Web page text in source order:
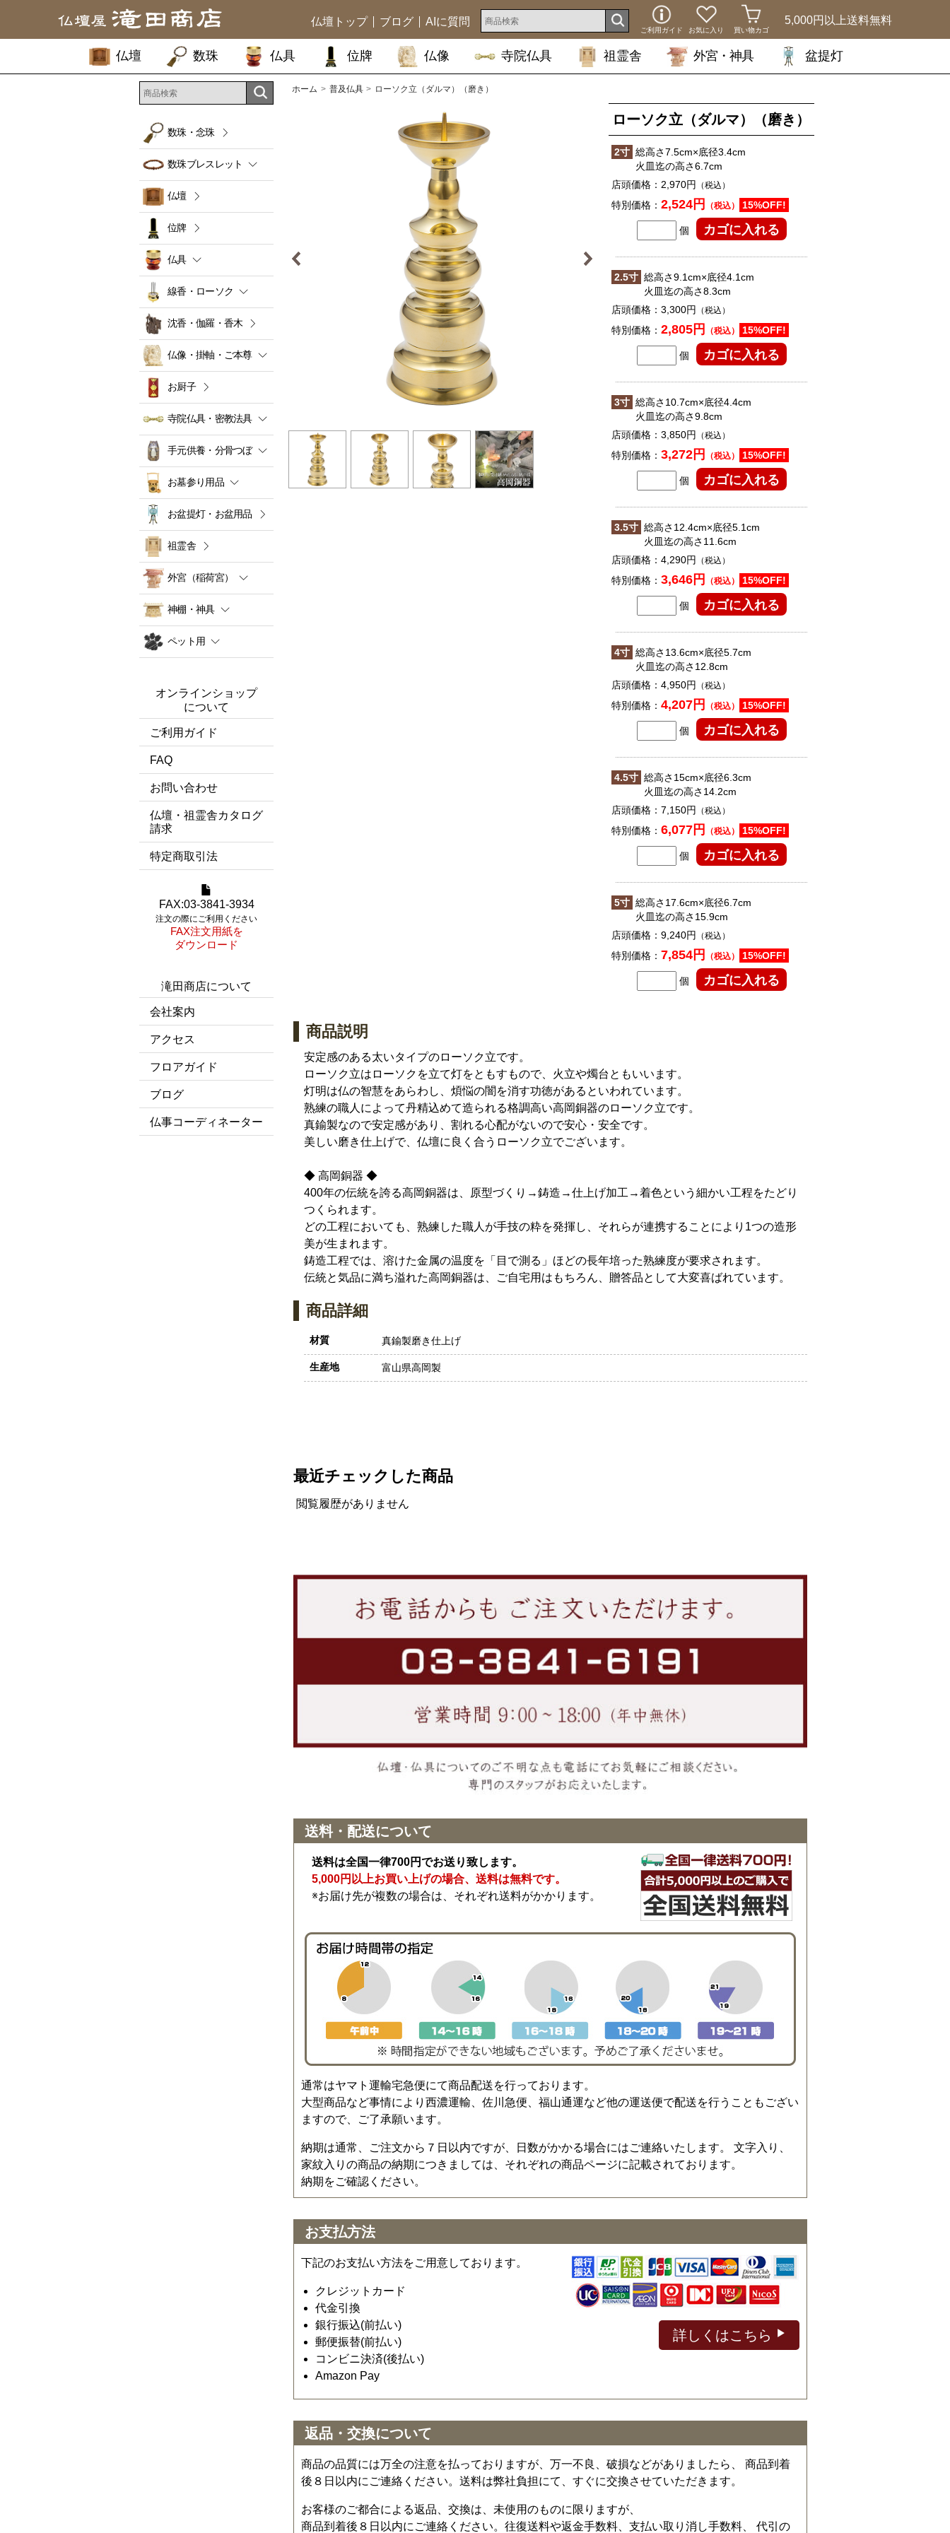
5,000円以上送料無料
ご利用ガイド お気に入り 買い物カゴ
仏壇トップ ブログ AIに質問
仏壇 数珠 仏具 位牌 仏像 寺院仏具 祖霊舎 外宮・神具 盆提灯
ホーム 普及仏具 ローソク立（ダルマ）（磨き）
ローソク立（ダルマ）（磨き）
2寸 総高さ7.5cm×底径3.4cm
火皿迄の高さ6.7cm
店頭価格： 2,970円 （税込）
特別価格： 2,524円 （税込） 15%OFF!
個
2.5寸 総高さ9.1cm×底径4.1cm
火皿迄の高さ8.3cm
店頭価格： 3,300円 （税込）
特別価格： 2,805円 （税込） 15%OFF!
個
3寸 総高さ10.7cm×底径4.4cm
火皿迄の高さ9.8cm
店頭価格： 3,850円 （税込）
特別価格： 3,272円 （税込） 15%OFF!
個
3.5寸 総高さ12.4cm×底径5.1cm
火皿迄の高さ11.6cm
店頭価格： 4,290円 （税込）
特別価格： 3,646円 （税込） 15%OFF!
個
4寸 総高さ13.6cm×底径5.7cm
火皿迄の高さ12.8cm
店頭価格： 4,950円 （税込）
特別価格： 4,207円 （税込） 15%OFF!
個
4.5寸 総高さ15cm×底径6.3cm
火皿迄の高さ14.2cm
店頭価格： 7,150円 （税込）
特別価格： 6,077円 （税込） 15%OFF!
個
5寸 総高さ17.6cm×底径6.7cm
火皿迄の高さ15.9cm
店頭価格： 9,240円 （税込）
特別価格： 7,854円 （税込） 15%OFF!
個
商品説明
安定感のある太いタイプのローソク立です。
ローソク立はローソクを立て灯をともすもので、火立や燭台ともいいます。
灯明は仏の智慧をあらわし、煩悩の闇を消す功徳があるといわれています。
熟練の職人によって丹精込めて造られる格調高い高岡銅器のローソク立です。
真鍮製なので安定感があり、割れる心配がないので安心・安全です。
美しい磨き仕上げで、仏壇に良く合うローソク立でございます。
◆ 高岡銅器 ◆
400年の伝統を誇る高岡銅器は、原型づくり→鋳造→仕上げ加工→着色という細かい工程をたどり
つくられます。
どの工程においても、熟練した職人が手技の粋を発揮し、それらが連携することにより1つの造形
美が生まれます。
鋳造工程では、溶けた金属の温度を「目で測る」ほどの長年培った熟練度が要求されます。
伝統と気品に満ち溢れた高岡銅器は、ご自宅用はもちろん、贈答品として大変喜ばれています。
商品詳細
材質 真鍮製磨き仕上げ
生産地 富山県高岡製
最近チェックした商品
閲覧履歴がありません
送料・配送について
送料は全国一律700円でお送り致します。
5,000円以上お買い上げの場合、送料は無料です。
※お届け先が複数の場合は、それぞれ送料がかかります。
通常はヤマト運輸宅急便にて商品配送を行っております。
大型商品など事情により西濃運輸、佐川急便、福山通運など他の運送便で配送を行うこともござい
ますので、ご了承願います。
納期は通常、ご注文から７日以内ですが、日数がかかる場合にはご連絡いたします。 文字入り、
家紋入りの商品の納期につきましては、それぞれの商品ページに記載されております。
納期をご確認ください。
お支払方法
下記のお支払い方法をご用意しております。
クレジットカード
代金引換
銀行振込(前払い)
郵便振替(前払い)
コンビニ決済(後払い)
Amazon Pay
詳しくはこちら
返品・交換について
商品の品質には万全の注意を払っておりますが、万一不良、破損などがありましたら、 商品到着
後８日以内にご連絡ください。送料は弊社負担にて、すぐに交換させていただきます。
お客様のご都合による返品、交換は、未使用のものに限りますが、
商品到着後８日以内にご連絡ください。往復送料や返金手数料、支払い取り消し手数料、 代引の
数珠・念珠
数珠ブレスレット
仏壇
位牌
仏具
線香・ローソク
沈香・伽羅・香木
仏像・掛軸・ご本尊
お厨子
寺院仏具・密教法具
手元供養・分骨つぼ
お墓参り用品
お盆提灯・お盆用品
祖霊舎
外宮（稲荷宮）
神棚・神具
ペット用
オンラインショップ
について
ご利用ガイド
FAQ
お問い合わせ
仏壇・祖霊舎カタログ
請求
特定商取引法
FAX:03-3841-3934
注文の際にご利用ください
FAX注文用紙を
ダウンロード
滝田商店について
会社案内
アクセス
フロアガイド
ブログ
仏事コーディネーター